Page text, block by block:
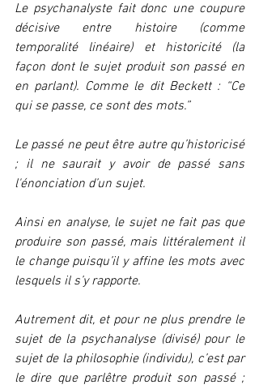
Le psychanalyste fait donc une coupure
décisive entre histoire (comme
temporalité linéaire) et historicité (la
façon dont le sujet produit son passé en
en parlant). Comme le dit Beckett : “Ce
qui se passe, ce sont des mots.”
Le passé ne peut être autre qu’historicisé
; il ne saurait y avoir de passé sans
l'énonciation d’un sujet.
Ainsi en analyse, le sujet ne fait pas que
produire son passé, mais littéralement il
le change puisqu’il y affine les mots avec
lesquels il s’y rapporte.
Autrement dit, et pour ne plus prendre le
sujet de la psychanalyse (divisé) pour le
sujet de la philosophie (individu), c’est par
le dire que parlêtre produit son passé ;